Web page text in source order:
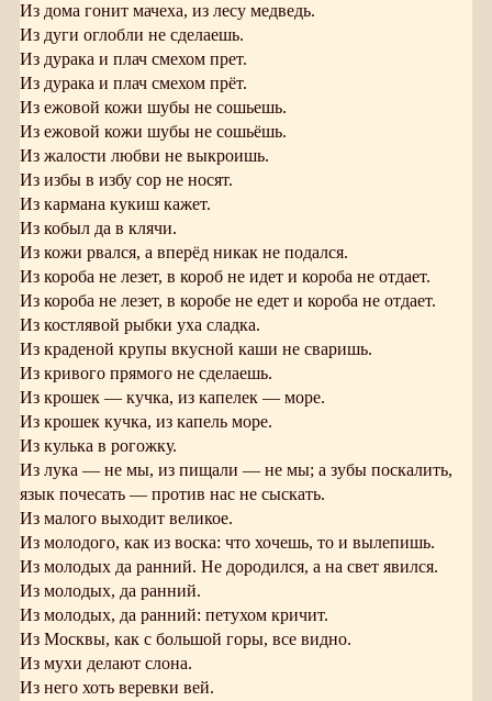
Из дома гонит мачеха, из лесу медведь.
Из дуги оглобли не сделаешь.
Из дурака и плач смехом прет.
Из дурака и плач смехом прёт.
Из ежовой кожи шубы не сошьешь.
Из ежовой кожи шубы не сошьёшь.
Из жалости любви не выкроишь.
Из избы в избу сор не носят.
Из кармана кукиш кажет.
Из кобыл да в клячи.
Из кожи рвался, а вперёд никак не подался.
Из короба не лезет, в короб не идет и короба не отдает.
Из короба не лезет, в коробе не едет и короба не отдает.
Из костлявой рыбки уха сладка.
Из краденой крупы вкусной каши не сваришь.
Из кривого прямого не сделаешь.
Из крошек — кучка, из капелек — море.
Из крошек кучка, из капель море.
Из кулька в рогожку.
Из лука — не мы, из пищали — не мы; а зубы поскалить,
язык почесать — против нас не сыскать.
Из малого выходит великое.
Из молодого, как из воска: что хочешь, то и вылепишь.
Из молодых да ранний. Не дородился, а на свет явился.
Из молодых, да ранний.
Из молодых, да ранний: петухом кричит.
Из Москвы, как с большой горы, все видно.
Из мухи делают слона.
Из него хоть веревки вей.